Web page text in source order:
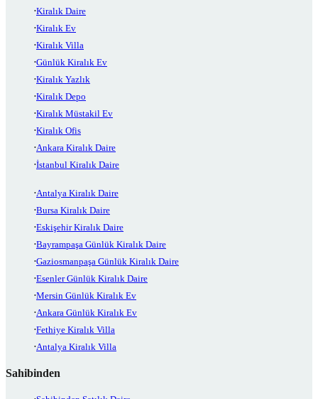
Kiralık Daire
Kiralık Ev
Kiralık Villa
Günlük Kiralık Ev
Kiralık Yazlık
Kiralık Depo
Kiralık Müstakil Ev
Kiralık Ofis
Ankara Kiralık Daire
İstanbul Kiralık Daire
Antalya Kiralık Daire
Bursa Kiralık Daire
Eskişehir Kiralık Daire
Bayrampaşa Günlük Kiralık Daire
Gaziosmanpaşa Günlük Kiralık Daire
Esenler Günlük Kiralık Daire
Mersin Günlük Kiralık Ev
Ankara Günlük Kiralık Ev
Fethiye Kiralık Villa
Antalya Kiralık Villa
Sahibinden